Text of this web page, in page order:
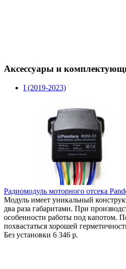
Аксессуары и
I (2019-2023)
Радиомодуль моторного отсека
Модуль имеет уникальный
два раза габаритами. При
особенности работы под капотом.
похвастаться хорошей
Без установки 6 346 р.